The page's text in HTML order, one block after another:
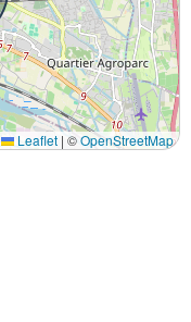
Leaflet | ©OpenStreetMap